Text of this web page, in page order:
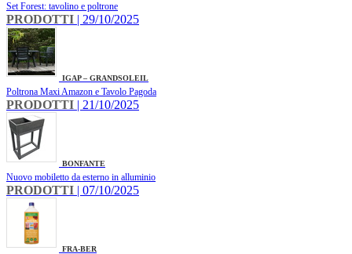
Set Forest: tavolino e poltrone
PRODOTTI | 29/10/2025
IGAP – GRANDSOLEIL
Poltrona Maxi Amazon e Tavolo Pagoda
PRODOTTI | 21/10/2025
BONFANTE
Nuovo mobiletto da esterno in alluminio
PRODOTTI | 07/10/2025
FRA-BER